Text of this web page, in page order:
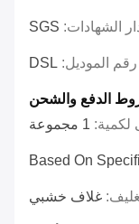
الشهادات: SGS
رقم الموديل: DSL
الدفع والشحن
لكمية: 1 مجموعة
Based On
غلاف خشبي